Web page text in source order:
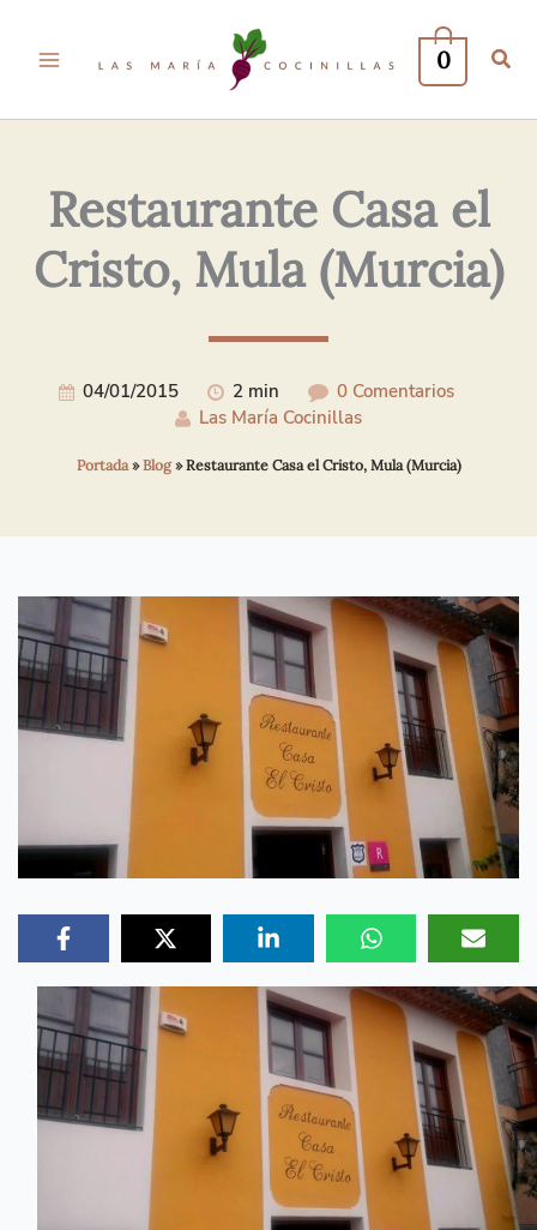
0
Restaurante Casa el
Cristo, Mula (Murcia)
04/01/2015 2 min
0 Comentarios
Las María Cocinillas
Portada»Blog»Restaurante Casa el Cristo, Mula (Murcia)
Electrónico*